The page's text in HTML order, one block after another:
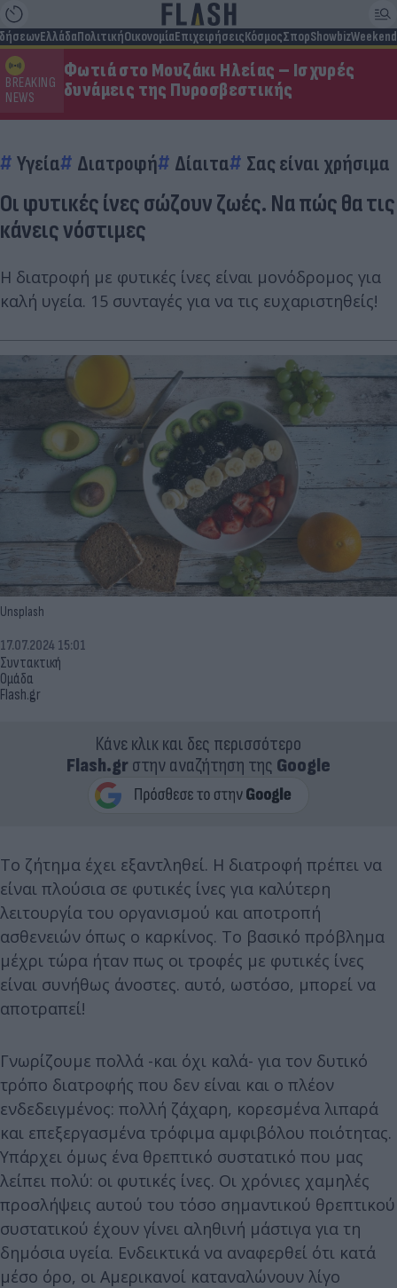
ΕλλάδαΠολιτικήΟικονομίαΕπιχειρήσειςΚόσμοςΣπορShowbizWeekend
BREAKING
NEWS
Φωτιά στο Μουζάκι Ηλείας – Ισχυρές
δυνάμεις της Πυροσβεστικής
Υγεία Διατροφή Δίαιτα Σας είναι χρήσιμα
Οι φυτικές ίνες σώζουν ζωές. Να πώς θα τις
κάνεις νόστιμες
Η διατροφή με φυτικές ίνες είναι μονόδρομος για
καλή υγεία. 15 συνταγές για να τις ευχαριστηθείς!
Unsplash
Συντακτική
Ομάδα
Flash.gr
17.07.2024 15:01
Κάνε κλικ και δες περισσότερο
Flash.grστην αναζήτηση της Google
Το ζήτημα έχει εξαντληθεί. Η διατροφή πρέπει να
είναι πλούσια σε φυτικές ίνες για καλύτερη
λειτουργία του οργανισμού και αποτροπή
ασθενειών όπως ο καρκίνος. Το βασικό πρόβλημα
μέχρι τώρα ήταν πως οι τροφές με φυτικές ίνες
είναι συνήθως άνοστες. αυτό, ωστόσο, μπορεί να
αποτραπεί!
Γνωρίζουμε πολλά -και όχι καλά- για τον δυτικό
τρόπο διατροφής που δεν είναι και ο πλέον
ενδεδειγμένος: πολλή ζάχαρη, κορεσμένα λιπαρά
και επεξεργασμένα τρόφιμα αμφιβόλου ποιότητας.
Υπάρχει όμως ένα θρεπτικό συστατικό που μας
λείπει πολύ: οι φυτικές ίνες. Οι χρόνιες χαμηλές
προσλήψεις αυτού του τόσο σημαντικού θρεπτικού
συστατικού έχουν γίνει αληθινή μάστιγα για τη
δημόσια υγεία. Ενδεικτικά να αναφερθεί ότι κατά
μέσο όρο, οι Αμερικανοί καταναλώνουν λίγο